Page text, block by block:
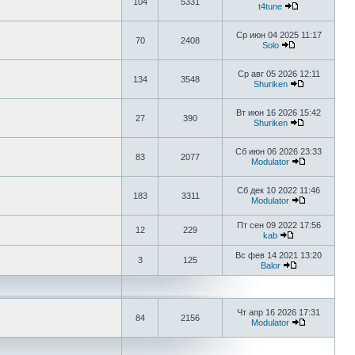
t4tune
70 2408
Ср июн 04 2025 11:17
Solo
134 3548
Ср авг 05 2026 12:11
Shuriken
27 390
Вт июн 16 2026 15:42
Shuriken
83 2077
Сб июн 06 2026 23:33
Modulator
183 3311
Сб дек 10 2022 11:46
Modulator
12 229
Пт сен 09 2022 17:56
kab
3 125
Вс фев 14 2021 13:20
Balor
84 2156
Чт апр 16 2026 17:31
Modulator